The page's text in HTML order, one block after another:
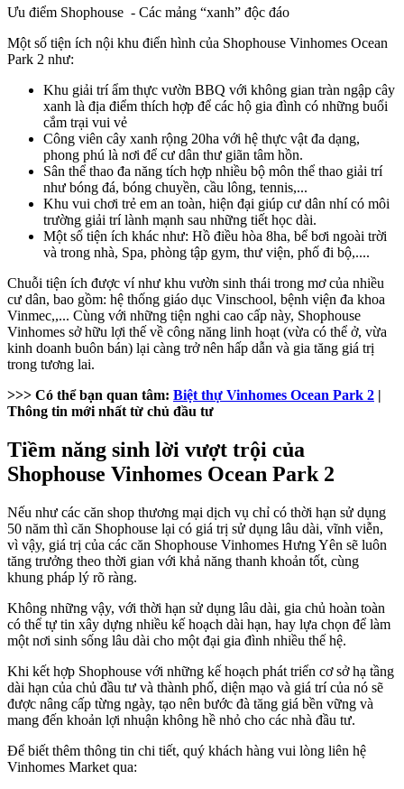
Ưu điểm Shophouse - Các mảng “xanh” độc đáo
Một số tiện ích nội khu điển hình của Shophouse Vinhomes Ocean
Park 2 như:
Khu giải trí ẩm thực vườn BBQ với không gian tràn ngập cây
xanh là địa điểm thích hợp để các hộ gia đình có những buổi
cắm trại vui vẻ
Công viên cây xanh rộng 20ha với hệ thực vật đa dạng,
phong phú là nơi để cư dân thư giãn tâm hồn.
Sân thể thao đa năng tích hợp nhiều bộ môn thể thao giải trí
như bóng đá, bóng chuyền, cầu lông, tennis,...
Khu vui chơi trẻ em an toàn, hiện đại giúp cư dân nhí có môi
trường giải trí lành mạnh sau những tiết học dài.
Một số tiện ích khác như: Hồ điều hòa 8ha, bể bơi ngoài trời
và trong nhà, Spa, phòng tập gym, thư viện, phố đi bộ,....
Chuỗi tiện ích được ví như khu vườn sinh thái trong mơ của nhiều
cư dân, bao gồm: hệ thống giáo dục Vinschool, bệnh viện đa khoa
Vinmec,,... Cùng với những tiện nghi cao cấp này, Shophouse
Vinhomes sở hữu lợi thế về công năng linh hoạt (vừa có thể ở, vừa
kinh doanh buôn bán) lại càng trở nên hấp dẫn và gia tăng giá trị
trong tương lai.
>>> Có thể bạn quan tâm: Biệt thự Vinhomes Ocean Park 2 |
Thông tin mới nhất từ chủ đầu tư
Tiềm năng sinh lời vượt trội của
Shophouse Vinhomes Ocean Park 2
Nếu như các căn shop thương mại dịch vụ chỉ có thời hạn sử dụng
50 năm thì căn Shophouse lại có giá trị sử dụng lâu dài, vĩnh viễn,
vì vậy, giá trị của các căn Shophouse Vinhomes Hưng Yên sẽ luôn
tăng trưởng theo thời gian với khả năng thanh khoản tốt, cùng
khung pháp lý rõ ràng.
Không những vậy, với thời hạn sử dụng lâu dài, gia chủ hoàn toàn
có thể tự tin xây dựng nhiều kế hoạch dài hạn, hay lựa chọn để làm
một nơi sinh sống lâu dài cho một đại gia đình nhiều thế hệ.
Khi kết hợp Shophouse với những kế hoạch phát triển cơ sở hạ tầng
dài hạn của chủ đầu tư và thành phố, diện mạo và giá trí của nó sẽ
được nâng cấp từng ngày, tạo nên bước đà tăng giá bền vững và
mang đến khoản lợi nhuận không hề nhỏ cho các nhà đầu tư.
Để biết thêm thông tin chi tiết, quý khách hàng vui lòng liên hệ
Vinhomes Market qua: